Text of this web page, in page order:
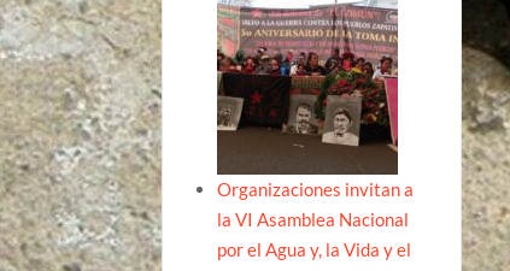
Organizaciones invitan a
la VI Asamblea Nacional
por el Agua y, la Vida y el